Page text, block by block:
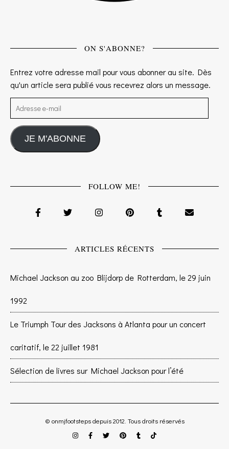
ON S'ABONNE?
Entrez votre adresse mail pour vous abonner au site. Dès
qu'un article sera publié vous recevrez alors un message.
Adresse e-mail
JE M'ABONNE
FOLLOW ME!
ARTICLES RÉCENTS
Michael Jackson au zoo Blijdorp de Rotterdam, le 29 juin
1992
Le Triumph Tour des Jacksons à Atlanta pour un concert
caritatif, le 22 juillet 1981
Sélection de livres sur Michael Jackson pour l’été
© onmjfootsteps depuis 2012. Tous droits réservés